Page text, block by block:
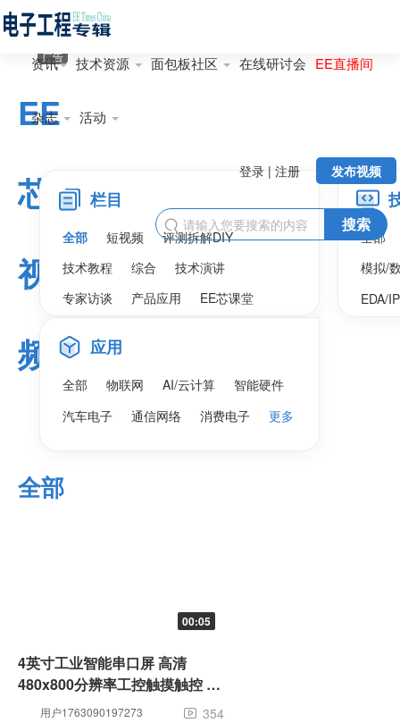
资讯 技术资源 面包板社区 在线研讨会 EE直播间
杂志 活动
发布视频
登录 | 注册
 搜索
EE
芯
视
频
广告
栏目
全部 短视频
评测拆解DIY
技术教程
综合
技术演讲
专家访谈
产品应用 EE芯课堂
全部
模拟/
EDA/
应用
全部 物联网 AI/云计算
智能硬件
汽车电子
通信网络 消费电子 更多
全部
00:05
4英寸工业智能串口屏 高清
480x800分辨率工控触摸触控 可
定制用户1763090197273  354